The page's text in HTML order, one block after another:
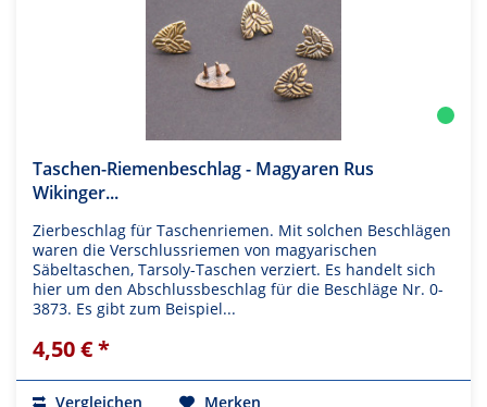
Taschen-Riemenbeschlag - Magyaren Rus
Wikinger...
Zierbeschlag für Taschenriemen. Mit solchen Beschlägen
waren die Verschlussriemen von magyarischen
Säbeltaschen, Tarsoly-Taschen verziert. Es handelt sich
hier um den Abschlussbeschlag für die Beschläge Nr. 0-
3873. Es gibt zum Beispiel...
4,50 € *
Vergleichen Merken